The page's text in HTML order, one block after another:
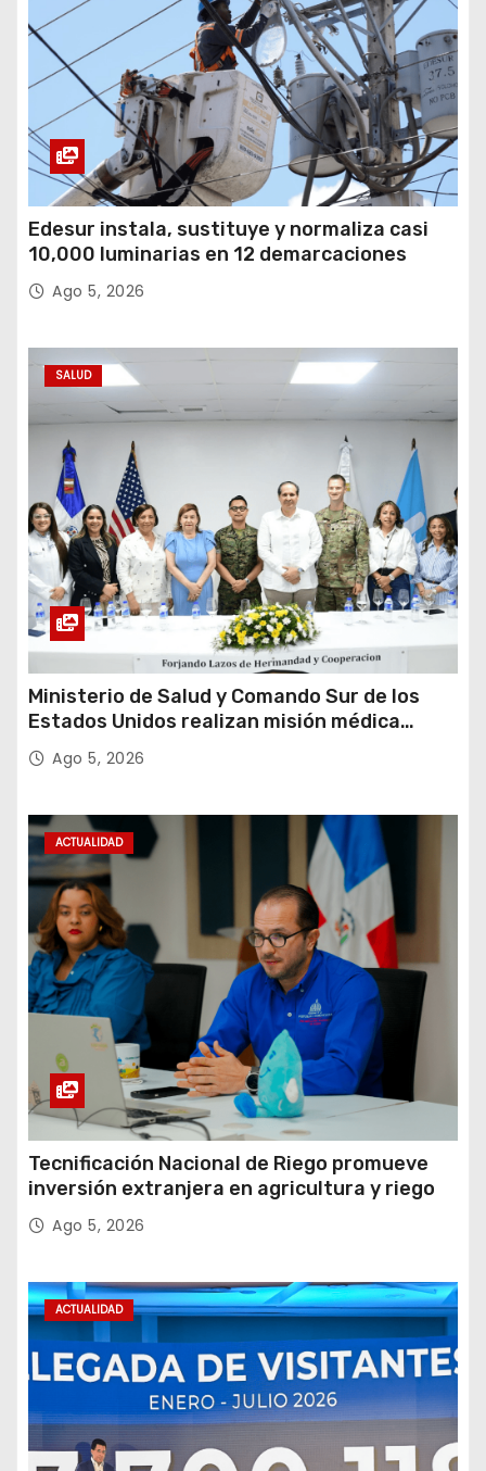
Edesur instala, sustituye y normaliza casi
10,000 luminarias en 12 demarcaciones
Ago 5, 2026
SALUD
Ministerio de Salud y Comando Sur de los
Estados Unidos realizan misión médica
Amistad 2026 en La Vega
Ago 5, 2026
ACTUALIDAD
Tecnificación Nacional de Riego promueve
inversión extranjera en agricultura y riego
Ago 5, 2026
ACTUALIDAD